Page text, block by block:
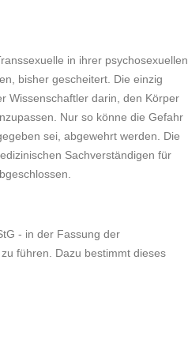
in ihrer psychosexuellen
bisher gescheitert. Die einzig
Wissenschaftler darin, den Körper
Nur so könne die Gefahr
sei, abgewehrt werden. Die
Sachverständigen für
- in der Fassung der
führen. Dazu bestimmt dieses